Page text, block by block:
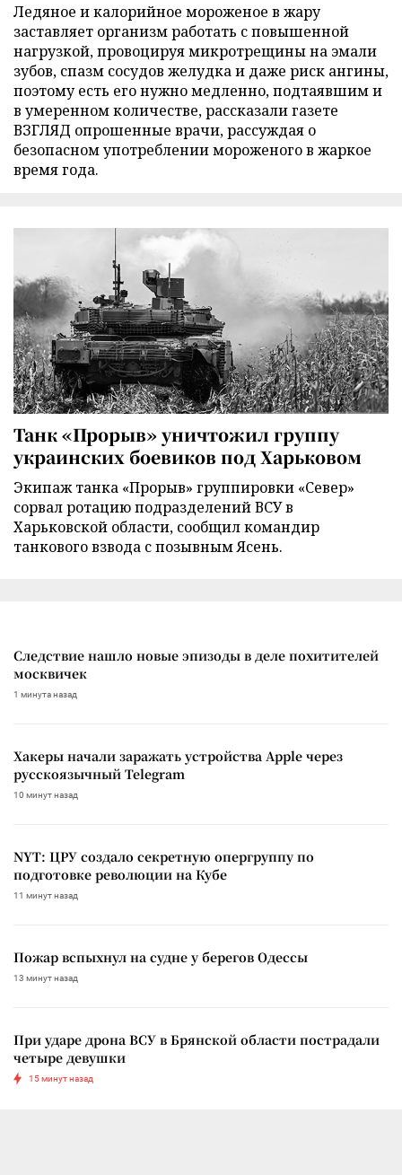
Ледяное и калорийное мороженое в жару
заставляет организм работать с повышенной
нагрузкой, провоцируя микротрещины на эмали
зубов, спазм сосудов желудка и даже риск ангины,
поэтому есть его нужно медленно, подтаявшим и
в умеренном количестве, рассказали газете
ВЗГЛЯД опрошенные врачи, рассуждая о
безопасном употреблении мороженого в жаркое
время года.
Танк «Прорыв» уничтожил группу
украинских боевиков под Харьковом
Экипаж танка «Прорыв» группировки «Север»
сорвал ротацию подразделений ВСУ в
Харьковской области, сообщил командир
танкового взвода с позывным Ясень.
Следствие нашло новые эпизоды в деле похитителей
москвичек
1 минута назад
Хакеры начали заражать устройства Apple через
русскоязычный Telegram
10 минут назад
NYT: ЦРУ создало секретную опергруппу по
подготовке революции на Кубе
11 минут назад
Пожар вспыхнул на судне у берегов Одессы
13 минут назад
При ударе дрона ВСУ в Брянской области пострадали
четыре девушки
15 минут назад